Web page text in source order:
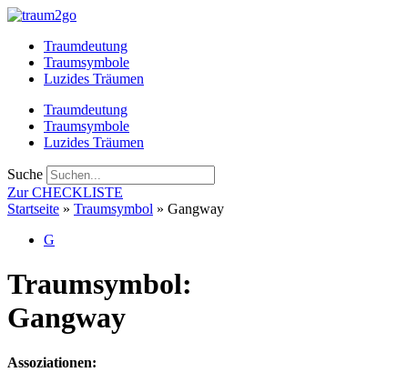
Zum
springenTraumdeutung
Traumsymbole
Luzides Träumen
Traumdeutung
Traumsymbole
Luzides Träumen
Suche
Zur CHECKLISTE
Startseite » Traumsymbol » Gangway
G
Traumsymbol:
Gangway
Assoziationen: